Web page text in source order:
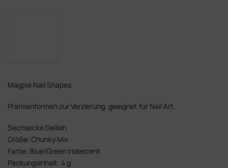
Magpie Nail Shapes
Prämienformen zur Verzierung, geeignet für Nail Art.
Sechsecke Delilah
Größe: Chunky Mix
Farbe: Blue/Green Iridescent
Packungsinhalt: 4 g